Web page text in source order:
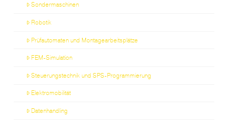
Sondermaschinen
Robotik
Prüfautomaten und Montagearbeitsplätze
FEM-Simulation
Steuerungstechnik und SPS-Programmierung
Elektromobilität
Datenhandling